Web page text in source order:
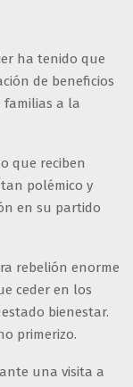
ha tenido que
de beneficios
a la
que reciben
polémico y
en su partido
rebelión enorme
ceder en los
bienestar.
primerizo.